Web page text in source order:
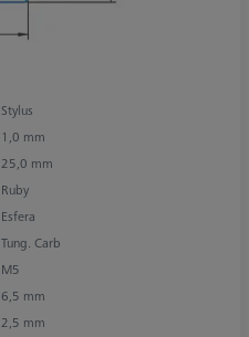
Stylus
1,0 mm
25,0 mm
Ruby
Esfera
Tung. Carb
M5
6,5 mm
2,5 mm